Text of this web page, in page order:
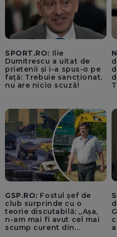
SPORT.RO: Ilie
Dumitrescu a uitat de
prietenii și i-a spus-o pe
față: Trebuie sancționat,
nu are nicio scuză!
GSP.RO: Fostul șef de
club surprinde cu o
teorie discutabilă: „Așa,
n-am mai fi avut cel mai
scump curent din